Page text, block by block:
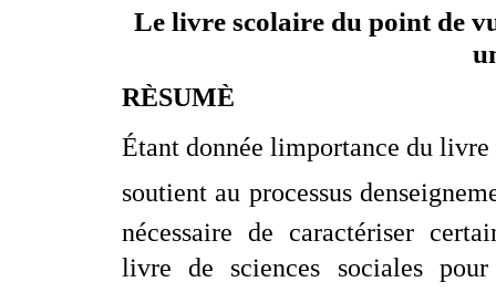
Le livre scolaire du point de
RÈSUMÈ
Étant donnée limportance du
soutient au processus
nécessaire de caractériser
livre de sciences sociales